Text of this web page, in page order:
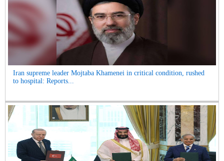
Iran supreme leader Mojtaba Khamenei in critical condition, rushed
to hospital: Reports...